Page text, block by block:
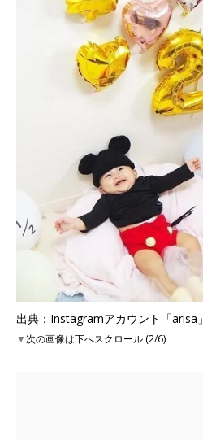
出典：Instagramアカウント「arisa」
▼次の画像は下へスクロール (2/6)